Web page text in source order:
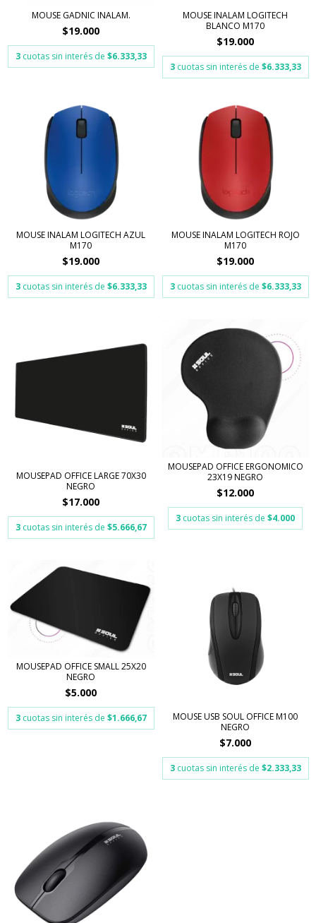
MOUSE GADNIC INALAM.
$19.000
3 cuotas sin interés de $6.333,33
MOUSE INALAM LOGITECH
BLANCO M170
$19.000
3 cuotas sin interés de $6.333,33
MOUSE INALAM LOGITECH AZUL
M170
$19.000
3 cuotas sin interés de $6.333,33
MOUSE INALAM LOGITECH ROJO
M170
$19.000
3 cuotas sin interés de $6.333,33
MOUSEPAD OFFICE LARGE 70X30
NEGRO
$17.000
3 cuotas sin interés de $5.666,67
MOUSEPAD OFFICE ERGONOMICO
23X19 NEGRO
$12.000
3 cuotas sin interés de $4.000
MOUSEPAD OFFICE SMALL 25X20
NEGRO
$5.000
3 cuotas sin interés de $1.666,67
MOUSE USB SOUL OFFICE M100
NEGRO
$7.000
3 cuotas sin interés de $2.333,33